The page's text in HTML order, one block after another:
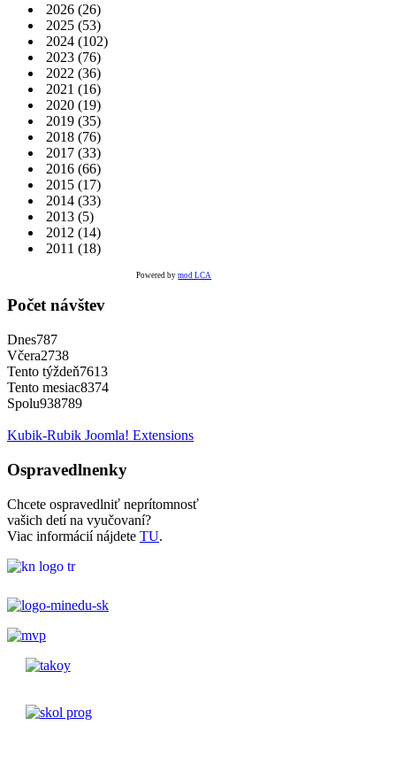
2026 (26)
2025 (53)
2024 (102)
2023 (76)
2022 (36)
2021 (16)
2020 (19)
2019 (35)
2018 (76)
2017 (33)
2016 (66)
2015 (17)
2014 (33)
2013 (5)
2012 (14)
2011 (18)
Powered bymod LCA
Počet návštev
Dnes787
Včera2738
Tento týždeň7613
Tento mesiac8374
Spolu938789
Kubik-Rubik Joomla! Extensions
Ospravedlnenky
Chcete ospravedlniť neprítomnosť
vašich detí na vyučovaní?
Viac informácií nájdete TU.